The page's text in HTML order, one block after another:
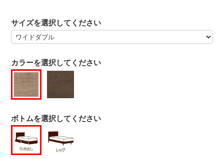
カラーを選択してください
サイズを選択してください
ボトムを選択してください